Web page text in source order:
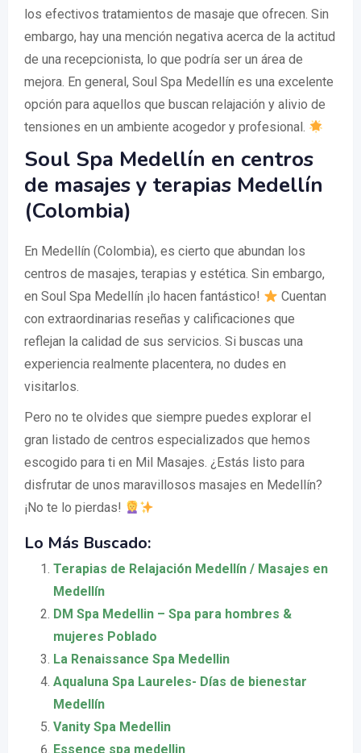
los efectivos tratamientos de masaje que ofrecen. Sin
embargo, hay una mención negativa acerca de la actitud
de una recepcionista, lo que podría ser un área de
mejora. En general, Soul Spa Medellín es una excelente
opción para aquellos que buscan relajación y alivio de
tensiones en un ambiente acogedor y profesional.
Soul Spa Medellín en centros
de masajes y terapias Medellín
(Colombia)
En Medellín (Colombia), es cierto que abundan los
centros de masajes, terapias y estética. Sin embargo,
en Soul Spa Medellín ¡lo hacen fantástico!
Cuentan
con extraordinarias reseñas y calificaciones que
reflejan la calidad de sus servicios. Si buscas una
experiencia realmente placentera, no dudes en
visitarlos.
Pero no te olvides que siempre puedes explorar el
gran listado de centros especializados que hemos
escogido para ti en Mil Masajes. ¿Estás listo para
disfrutar de unos maravillosos masajes en Medellín?
¡No te lo pierdas!
Lo Más Buscado:
Terapias de Relajación Medellín / Masajes en
Medellín
DM Spa Medellin – Spa para hombres &
mujeres Poblado
La Renaissance Spa Medellin
Aqualuna Spa Laureles- Días de bienestar
Medellín
Vanity Spa Medellin
Essence spa medellin